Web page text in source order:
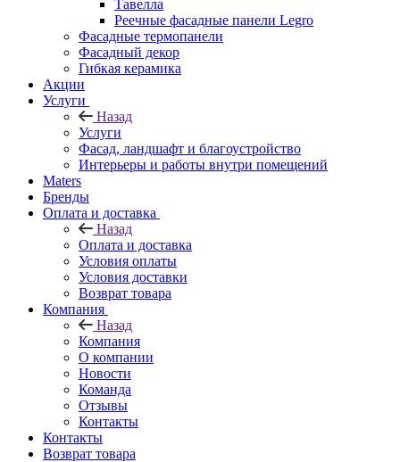
Тавелла
Реечные фасадные панели Legro
Фасадные термопанели
Фасадный декор
Гибкая керамика
Акции
Услуги
Назад
Услуги
Фасад, ландшафт и благоустройство
Интерьеры и работы внутри помещений
Maters
Бренды
Оплата и доставка
Назад
Оплата и доставка
Условия оплаты
Условия доставки
Возврат товара
Компания
Назад
Компания
О компании
Новости
Команда
Отзывы
Контакты
Контакты
Возврат товара